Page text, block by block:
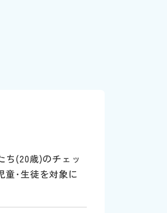
ち(20歳)のチェッ
童･生徒を対象に